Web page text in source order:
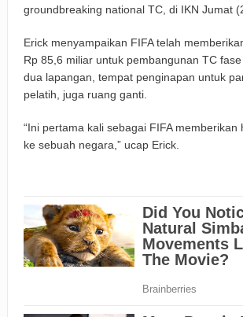
groundbreaking national TC, di IKN Jumat
Erick menyampaikan FIFA telah
Rp 85,6 miliar untuk pembangunan TC
dua lapangan, tempat penginapan untuk
pelatih, juga ruang ganti.
“Ini pertama kali sebagai FIFA memberikan
ke sebuah negara,” ucap Erick.